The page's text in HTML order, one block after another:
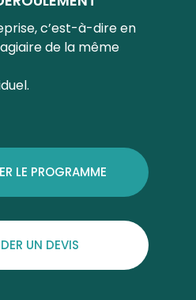
c’est-à-dire en
de la même
LE PROGRAMME
UN DEVIS